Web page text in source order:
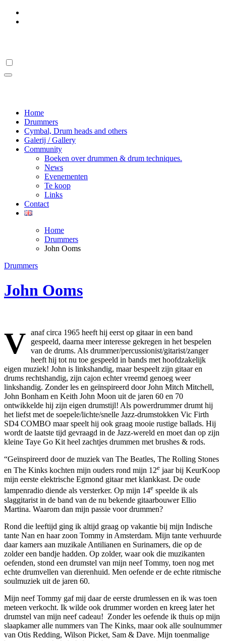
naar
Home
Drummers
Cymbal, Drum heads and others
Galerij / Gallery
Community
Boeken over drummen & drum techniques.
News
Evenementen
Te koop
Links
Contact
Home
Drummers
John Ooms
Drummers
John Ooms
V anaf circa 1965 heeft hij eerst op gitaar in een band
gespeeld, daarna meer interesse gekregen in het bespelen
van de drums. Als drummer/percussionist/gitarist/zanger
heeft hij tot nu toe gespeeld in bands met hoofdzakelijk
eigen muziek! John is linkshandig, maar bespeelt zijn gitaar en
drums rechtshandig, zijn cajon echter vreemd genoeg weer
linkshandig. Zonder les en geïnspireerd door John Mitch Mitchell,
John Bonham en Keith John Moon uit de jaren 60 en 70
ontwikkelde hij zijn eigen drumstijl! Als powerdrummer drumt hij
het liefst met de soepele/lichte/snelle Jazz-drumstokken Vic Firth
SD4 COMBO maar speelt hij ook graag mooie rustige ballads. Hij
wordt de laatste tijd gevraagd in de Jazz-wereld en moet dan op zijn
kleine Taye Go Kit heel zachtjes drummen met brushes & rods.
“Geïnspireerd door de muziek van The Beatles, The Rolling Stones
en The Kinks kochten mijn ouders rond mijn 12e jaar bij KeurKoop
mijn eerste elektrische Egmond gitaar met klankkast. De oude
lampenradio diende als versterker. Op mijn 14e speelde ik als
slaggitarist in de band van de nu bekende gitaarbouwer Ellio
Martina. Waarom dan mijn passie voor drummen?
Rond die leeftijd ging ik altijd graag op vakantie bij mijn Indische
tante Nan en haar zoon Tommy in Amsterdam. Mijn tante verhuurde
daar kamers aan muzikale Antilianen en Surinamers, die op de
zolder een bandje hadden. Op zolder, waar ook die muzikanten
oefenden, stond een drumstel van mijn neef Tommy, toen nog met
echte drumvellen van dierenhuid. Men oefende er de echte ritmische
soulmuziek uit de jaren 60.
Mijn neef Tommy gaf mij daar de eerste drumlessen en ik was toen
meteen verkocht. Ik wilde ook drummer worden en kreeg later het
drumstel van mijn neef cadeau! Zonder les oefende ik thuis op mijn
slaapkamer alle nummers van The Kinks, maar ook alle soulnummer
van Otis Redding, Wilson Picket, Sam & Dave. Mijn toenmalige